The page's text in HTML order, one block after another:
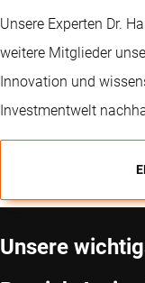
Unsere Experten Dr.
weitere Mitglieder
Innovation und
Investmentwelt
Unsere